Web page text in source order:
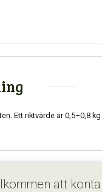
Ett riktvärde är 0,5–0,8 kg
att